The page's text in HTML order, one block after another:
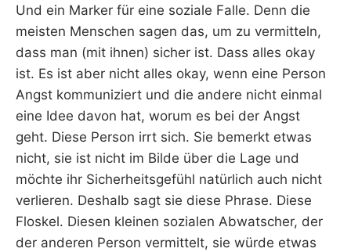
Und ein Marker für eine soziale Falle. Denn die
meisten Menschen sagen das, um zu vermitteln,
dass man (mit ihnen) sicher ist. Dass alles okay
ist. Es ist aber nicht alles okay, wenn eine Person
Angst kommuniziert und die andere nicht einmal
eine Idee davon hat, worum es bei der Angst
geht. Diese Person irrt sich. Sie bemerkt etwas
nicht, sie ist nicht im Bilde über die Lage und
möchte ihr Sicherheitsgefühl natürlich auch nicht
verlieren. Deshalb sagt sie diese Phrase. Diese
Floskel. Diesen kleinen sozialen Abwatscher, der
der anderen Person vermittelt, sie würde etwas